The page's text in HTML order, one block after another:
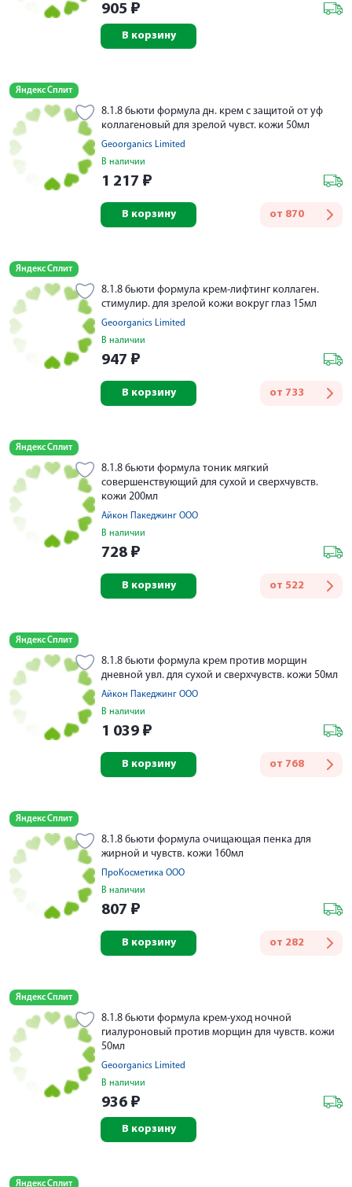
905 ₽
В корзину
Яндекс Сплит
8.1.8 бьюти формула дн. крем с защитой от уф
коллагеновый для зрелой чувст. кожи 50мл
Geoorganics Limited
В наличии
1 217 ₽
от 870
В корзину
Яндекс Сплит
8.1.8 бьюти формула крем-лифтинг коллаген.
стимулир. для зрелой кожи вокруг глаз 15мл
Geoorganics Limited
В наличии
947 ₽
от 733
В корзину
Яндекс Сплит
8.1.8 бьюти формула тоник мягкий
совершенствующий для сухой и сверхчувств.
кожи 200мл
Айкон Пакеджинг ООО
В наличии
728 ₽
от 522
В корзину
Яндекс Сплит
8.1.8 бьюти формула крем против морщин
дневной увл. для сухой и сверхчувств. кожи 50мл
Айкон Пакеджинг ООО
В наличии
1 039 ₽
от 768
В корзину
Яндекс Сплит
8.1.8 бьюти формула очищающая пенка для
жирной и чувств. кожи 160мл
ПроКосметика ООО
В наличии
807 ₽
от 282
В корзину
Яндекс Сплит
8.1.8 бьюти формула крем-уход ночной
гиалуроновый против морщин для чувств. кожи
50мл
Geoorganics Limited
В наличии
936 ₽
В корзину
Яндекс Сплит